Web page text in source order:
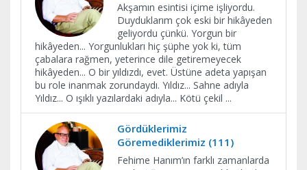
Akşamın esintisi içime işliyordu.
Duyduklarım çok eski bir hikâyeden
geliyordu çünkü. Yorgun bir
hikâyeden... Yorgunlukları hiç şüphe yok ki, tüm
çabalara rağmen, yeterince dile getiremeyecek
hikâyeden... O bir yıldızdı, evet. Üstüne adeta yapışan
bu role inanmak zorundaydı. Yıldız... Sahne adıyla
Yıldız... O ışıklı yazılardaki adıyla... Kötü çekil ...
Gördüklerimiz
Göremediklerimiz (111)
Fehime Hanım’ın farklı zamanlarda